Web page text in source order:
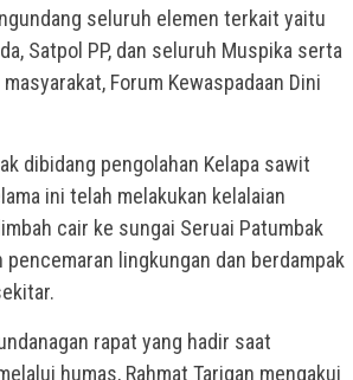
seluruh elemen terkait yaitu
Satpol PP, dan seluruh Muspika serta
Forum Kewaspadaan Dini
dibidang pengolahan Kelapa sawit
ini telah melakukan kelalaian
cair ke sungai Seruai Patumbak
pencemaran lingkungan dan berdampak
rapat yang hadir saat
humas, Rahmat Tarigan mengakui